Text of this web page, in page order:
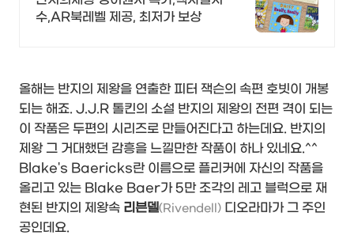
수,AR북레벨 제공, 최저가 보상
올해는 반지의 제왕을 연출한 피터 잭슨의 속편 호빗이 개봉
되는 해죠. J.J.R 톨킨의 소설 반지의 제왕의 전편 격이 되는
이 작품은 두편의 시리즈로 만들어진다고 하는데요. 반지의
제왕 그 거대했던 감흥을 느낄만한 작품이 하나 있네요.^^
Blake's Baericks란 이름으로 플리커에 자신의 작품을
올리고 있는 Blake Baer가 5만 조각의 레고 블럭으로 재
현된 반지의 제왕속 리븐델(Rivendell) 디오라마가 그 주인
공인데요.